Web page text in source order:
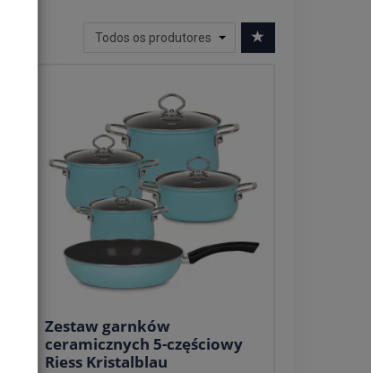
Zestaw garnków
ceramicznych 5-częściowy
Riess Kristalblau